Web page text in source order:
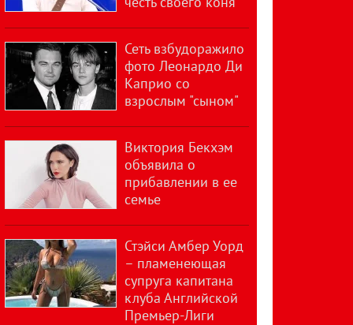
Сеть взбудоражило
фото Леонардо Ди
Каприо со
взрослым "сыном"
Виктория Бекхэм
объявила о
прибавлении в ее
семье
Стэйси Амбер Уорд
– пламенеющая
супруга капитана
клуба Английской
Премьер-Лиги